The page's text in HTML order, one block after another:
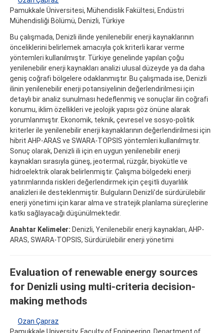
Pamukkale Üniversitesi, Mühendislik Fakültesi, Endüstri
Mühendisliği Bölümü, Denizli, Türkiye
Bu çalışmada, Denizli ilinde yenilenebilir enerji kaynaklarının
önceliklerini belirlemek amacıyla çok kriterli karar verme
yöntemleri kullanılmıştır. Türkiye genelinde yapılan çoğu
yenilenebilir enerji kaynakları analizi ulusal düzeyde ya da daha
geniş coğrafi bölgelere odaklanmıştır. Bu çalışmada ise, Denizli
ilinin yenilenebilir enerji potansiyelinin değerlendirilmesi için
detaylı bir analiz sunulması hedeflenmiş ve sonuçlar ilin coğrafi
konumu, iklim özellikleri ve jeolojik yapısı göz önüne alarak
yorumlanmıştır. Ekonomik, teknik, çevresel ve sosyo-politik
kriterler ile yenilenebilir enerji kaynaklarının değerlendirilmesi için
hibrit AHP-ARAS ve SWARA-TOPSIS yöntemleri kullanılmıştır.
Sonuç olarak, Denizli ili için en uygun yenilenebilir enerji
kaynakları sırasıyla güneş, jeotermal, rüzgâr, biyokütle ve
hidroelektrik olarak belirlenmiştir. Çalışma bölgedeki enerji
yatırımlarında riskleri değerlendirmek için çeşitli duyarlılık
analizleri ile desteklenmiştir. Bulguların Denizli’de sürdürülebilir
enerji yönetimi için karar alma ve stratejik planlama süreçlerine
katkı sağlayacağı düşünülmektedir.
Anahtar Kelimeler: Denizli, Yenilenebilir enerji kaynakları, AHP-
ARAS, SWARA-TOPSIS, Sürdürülebilir enerji yönetimi
Evaluation of renewable energy sources
for Denizli using multi-criteria decision-
making methods
Ozan Çapraz